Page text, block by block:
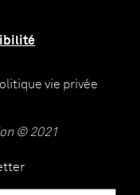
vie privée
© 2021